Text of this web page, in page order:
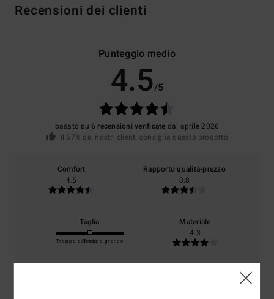
Recensioni dei clienti
Punteggio medio
4.5/5
basato su 6 recensioni verificate dal aprile 2026
Il 67% dei nostri clienti consiglia questo prodotto
Comfort
4.5
Rapporto qualità-prezzo
3.8
Taglia
Troppo piccoloTroppo grande
Materiale
4.3